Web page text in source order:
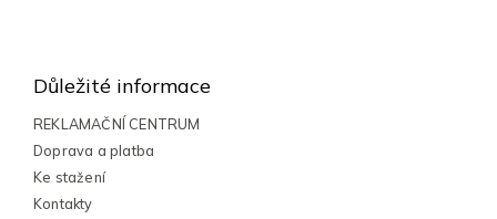
Důležité informace
REKLAMAČNÍ CENTRUM
Doprava a platba
Ke stažení
Kontakty